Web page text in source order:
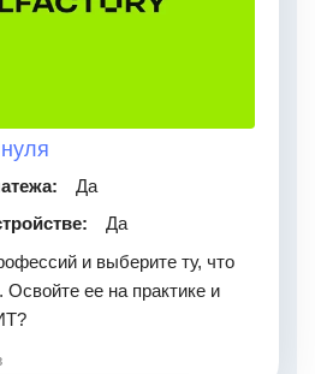
Да
Да
и выберите ту, что
ее на практике и